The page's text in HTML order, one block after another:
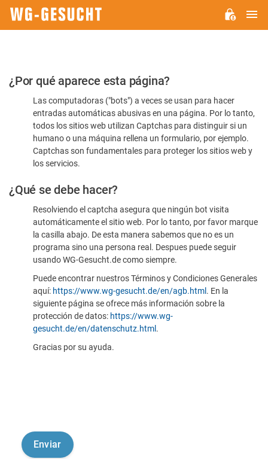
Por
favor,
confirme
humano
¿Por qué aparece esta página?
Las computadoras ("bots") a veces se usan para hacer
entradas automáticas abusivas en una página. Por lo tanto,
todos los sitios web utilizan Captchas para distinguir si un
humano o una máquina rellena un formulario, por ejemplo.
Captchas son fundamentales para proteger los sitios web y
los servicios.
¿Qué se debe hacer?
Resolviendo el captcha asegura que ningún bot visita
automáticamente el sitio web. Por lo tanto, por favor marque
la casilla abajo. De esta manera sabemos que no es un
programa sino una persona real. Despues puede seguir
usando WG-Gesucht.de como siempre.
Puede encontrar nuestros Términos y Condiciones Generales
aquí: https://www.wg-gesucht.de/en/agb.html . En la
siguiente página se ofrece más información sobre la
protección de datos: https://www.wg-
gesucht.de/en/datenschutz.html .
Gracias por su ayuda.